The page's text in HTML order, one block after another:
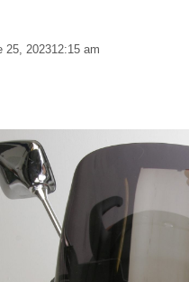
25, 202312:15 am